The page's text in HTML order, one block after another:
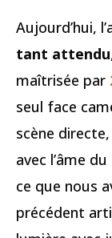
Aujourd’hui,
tant attendu
maîtrisée par
seul face
scène
avec l’âme
ce que nous
précédent